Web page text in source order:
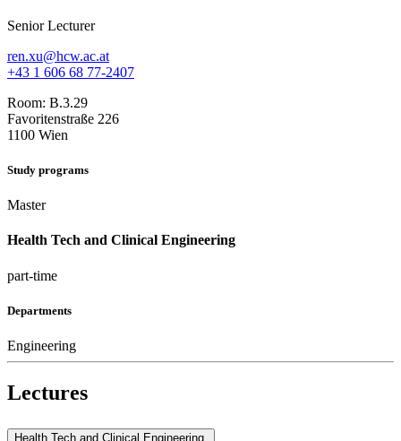
Senior Lecturer
ren.xu@hcw.ac.at
+43 1 606 68 77-2407
Room: B.3.29
Favoritenstraße 226
1100 Wien
Study programs
Master
Health Tech and Clinical Engineering
part-time
Departments
Engineering
Lectures
Health Tech and Clinical Engineering